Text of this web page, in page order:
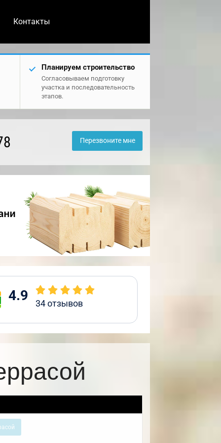
Контакты
Планируем строительство
Согласовываем подготовку
участка и последовательность
этапов.
Перезвоните мне
4.9 34отзывов